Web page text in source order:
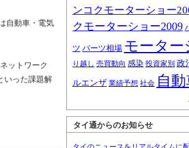
自動車・電気
ットワーク
いった課題解
ンコクモーターショー
クモーターショー2009
ツ バーツ相場 モーター
り越し 売買動向 感染 投資家別 政
ルエンザ 業績予想 社会 自
タイ通からのお知らせ